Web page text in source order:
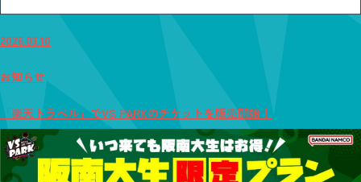
2026.03.10
お知らせ
「楽天トラベル」でVS PARKのチケットを販売開始！